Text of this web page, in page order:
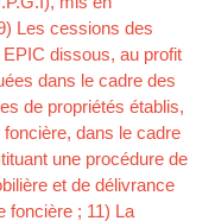
Les cessions des
dissous, au profit
dans le cadre des
de propriétés établis,
foncière, dans le cadre
une procédure de
et de délivrance
foncière ; 11) La